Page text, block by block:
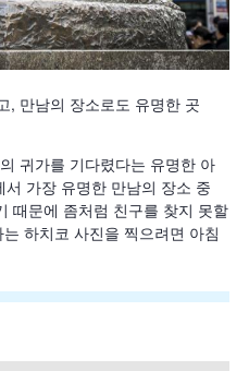
, 만남의 장소로도 유명한 곳
귀가를 기다렸다는 유명한 아
가장 유명한 만남의 장소 중
때문에 좀처럼 친구를 찾지 못할
하치코 사진을 찍으려면 아침